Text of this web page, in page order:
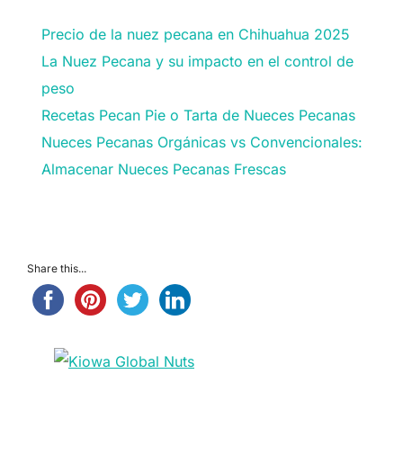
Precio de la nuez pecana en Chihuahua 2025
La Nuez Pecana y su impacto en el control de
peso
Recetas Pecan Pie o Tarta de Nueces Pecanas
Nueces Pecanas Orgánicas vs Convencionales:
Almacenar Nueces Pecanas Frescas
Share this...